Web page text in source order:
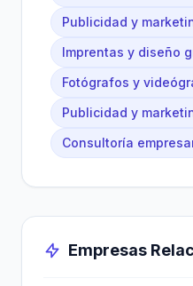
Publicidad y
Imprentas y diseño
Fotógrafos y
Publicidad y
Consultoría
Empresas